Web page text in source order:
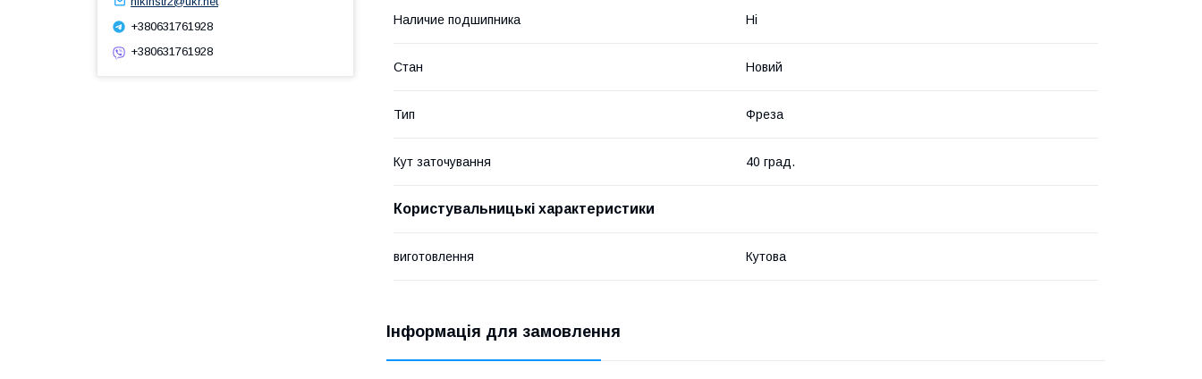
Наличие подшипника Ні
Стан Новий
Тип Фреза
Кут заточування 40 град.
Користувальницькі характеристики
виготовлення Кутова
Інформація для замовлення
+380631761928
+380631761928